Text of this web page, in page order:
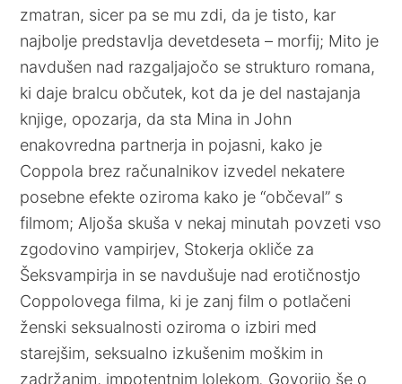
zmatran, sicer pa se mu zdi, da je tisto, kar
najbolje predstavlja devetdeseta – morfij; Mito je
navdušen nad razgaljajočo se strukturo romana,
ki daje bralcu občutek, kot da je del nastajanja
knjige, opozarja, da sta Mina in John
enakovredna partnerja in pojasni, kako je
Coppola brez računalnikov izvedel nekatere
posebne efekte oziroma kako je “občeval” s
filmom; Aljoša skuša v nekaj minutah povzeti vso
zgodovino vampirjev, Stokerja okliče za
Šeksvampirja in se navdušuje nad erotičnostjo
Coppolovega filma, ki je zanj film o potlačeni
ženski seksualnosti oziroma o izbiri med
starejšim, seksualno izkušenim moškim in
zadržanim, impotentnim lolekom. Govorijo še o